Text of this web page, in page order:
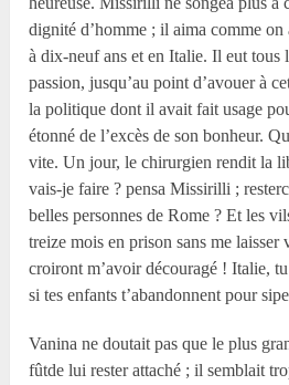
dignité d’homme ; il aima comme
à dix-neuf ans et en Italie. Il eut tous
passion, jusqu’au point d’avouer à
la politique dont il avait fait usage
étonné de l’excès de son bonheur.
vite. Un jour, le chirurgien rendit la
vais-je faire ? pensa Missirilli ;
belles personnes de Rome ? Et les
treize mois en prison sans me
croiront m’avoir découragé ! Italie,
si tes enfants t’abandonnent pour
Vanina ne doutait pas que le plus
fûtde lui rester attaché ; il semblait